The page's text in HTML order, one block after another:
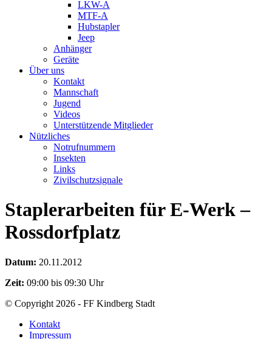
LKW-A
MTF-A
Hubstapler
Jeep
Anhänger
Geräte
Über uns
Kontakt
Mannschaft
Jugend
Videos
Unterstützende Mitglieder
Nützliches
Notrufnummern
Insekten
Links
Zivilschutzsignale
Staplerarbeiten für E-Werk –
Rossdorfplatz
Datum: 20.11.2012
Zeit: 09:00 bis 09:30 Uhr
© Copyright 2026 - FF Kindberg Stadt
Kontakt
Impressum